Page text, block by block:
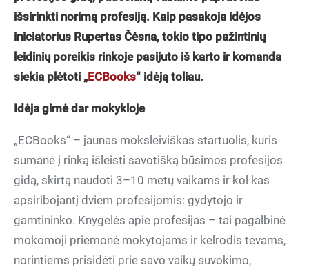
išsirinkti norimą profesiją. Kaip pasakoja idėjos
iniciatorius Rupertas Čėsna, tokio tipo pažintinių
leidinių poreikis rinkoje pasijuto iš karto ir komanda
siekia plėtoti „ECBooks“ idėją toliau.
Idėja gimė dar mokykloje
„ECBooks“ – jaunas moksleiviškas startuolis, kuris
sumanė į rinką išleisti savotišką būsimos profesijos
gidą, skirtą naudoti 3–10 metų vaikams ir kol kas
apsiribojantį dviem profesijomis: gydytojo ir
gamtininko. Knygelės apie profesijas – tai pagalbinė
mokomoji priemonė mokytojams ir kelrodis tėvams,
norintiems prisidėti prie savo vaikų suvokimo,